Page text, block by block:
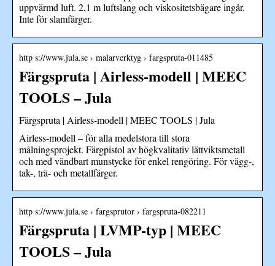
uppvärmd luft. 2,1 m luftslang och viskositetsbägare ingår.
Inte för slamfärger.
http s://www.jula.se › malarverktyg › fargspruta-011485
Färgspruta | Airless-modell | MEEC
TOOLS – Jula
Färgspruta | Airless-modell | MEEC TOOLS | Jula
Airless-modell – för alla medelstora till stora
målningsprojekt. Färgpistol av högkvalitativ lättviktsmetall
och med vändbart munstycke för enkel rengöring. För vägg-,
tak-, trä- och metallfärger.
http s://www.jula.se › fargsprutor › fargspruta-082211
Färgspruta | LVMP-typ | MEEC
TOOLS – Jula